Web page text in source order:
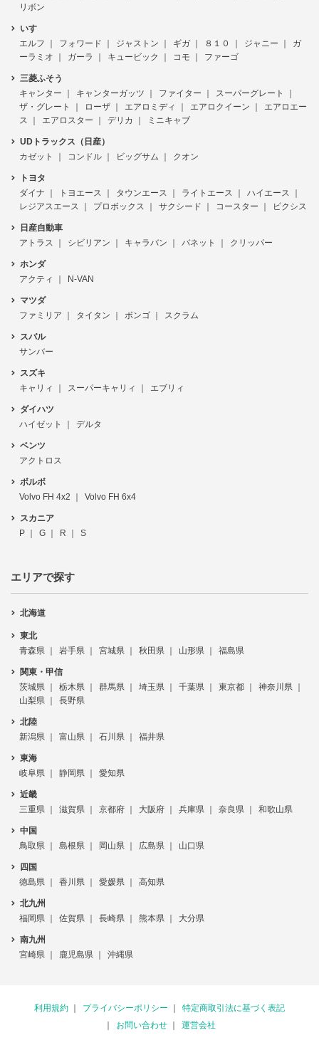
リボン
いすゞ
エルフ
フォワード ジャストン ギガ ８１０ ジャニー
ガ
ーラミオ
ガーラ キュービック コモ ファーゴ
三菱ふそう
キャンター
キャンターガッツ ファイター
スーパーグレート
ザ・グレート
ローザ エアロミディ エアロクイーン
エアロエー
ス
エアロスター デリカ ミニキャブ
UDトラックス（日産）
カゼット
コンドル ビッグサム クオン
トヨタ
ダイナ
トヨエース タウンエース ライトエース
ハイエース
レジアスエース
プロボックス サクシード コースター ピクシス
日産自動車
アトラス
シビリアン キャラバン バネット クリッパー
ホンダ
アクティ
N-VAN
マツダ
ファミリア
タイタン ボンゴ スクラム
スバル
サンバー
スズキ
キャリィ
スーパーキャリィ エブリィ
ダイハツ
ハイゼット
デルタ
ベンツ
アクトロス
ボルボ
Volvo FH 4x2
Volvo FH 6x4
スカニア
P
G R S
エリアで探す
北海道
東北
青森県
岩手県 宮城県 秋田県 山形県 福島県
関東・甲信
茨城県
栃木県 群馬県 埼玉県 千葉県 東京都
神奈川県
山梨県
長野県
北陸
新潟県
富山県 石川県 福井県
東海
岐阜県
静岡県 愛知県
近畿
三重県
滋賀県 京都府 大阪府 兵庫県 奈良県 和歌山県
中国
鳥取県
島根県 岡山県 広島県 山口県
四国
徳島県
香川県 愛媛県 高知県
北九州
福岡県
佐賀県 長崎県 熊本県 大分県
南九州
宮崎県
鹿児島県 沖縄県
利用規約 プライバシーポリシー
特定商取引法に基づく表記
お問い合わせ
運営会社